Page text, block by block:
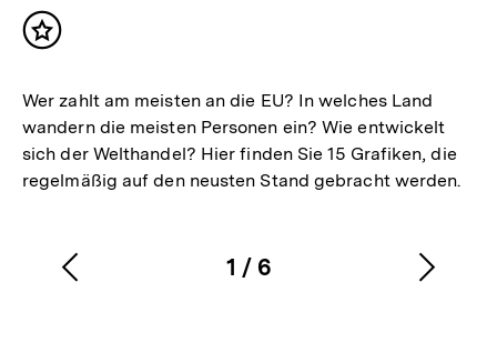
Inhalt
Wer zahlt am meisten an die EU? In welches Land
wandern die meisten Personen ein? Wie entwickelt
sich der Welthandel? Hier finden Sie 15 Grafiken, die
regelmäßig auf den neusten Stand gebracht werden.
Karussellinhalt
1
von
/ 6
Vorherigen